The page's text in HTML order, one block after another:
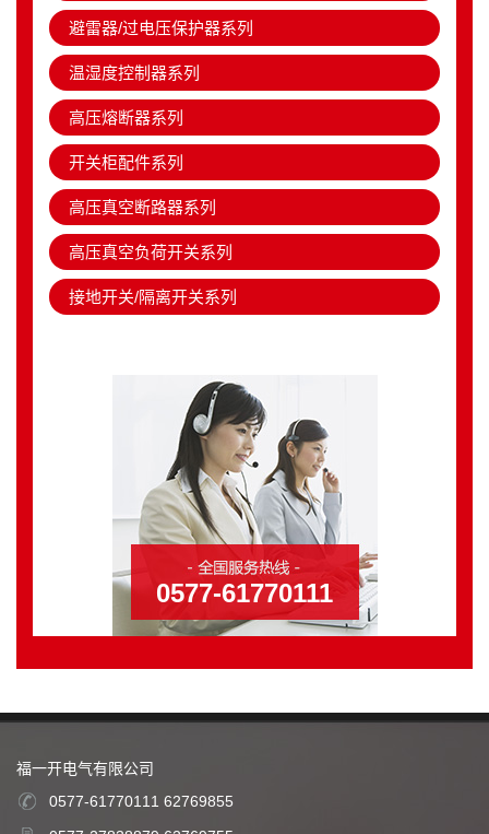
避雷器/过电压保护器系列
温湿度控制器系列
高压熔断器系列
开关柜配件系列
高压真空断路器系列
高压真空负荷开关系列
接地开关/隔离开关系列
0577-61770111
福一开电气有限公司
0577-61770111 62769855